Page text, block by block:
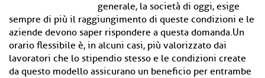
generale, la società di oggi, esige
sempre di più il raggiungimento di queste condizioni e le
aziende devono saper rispondere a questa domanda.Un
orario flessibile è, in alcuni casi, più valorizzato dai
lavoratori che lo stipendio stesso e le condizioni create
da questo modello assicurano un beneficio per entrambe